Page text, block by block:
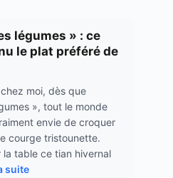
légumes » : ce
le plat préféré de
moi, dès que
», tout le monde
envie de croquer
courge tristounette.
la table ce tian hivernal
suite